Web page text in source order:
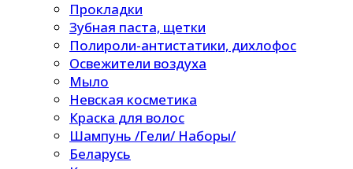
Прокладки
Зубная паста, щетки
Полироли-антистатики, дихлофос
Освежители воздуха
Мыло
Невская косметика
Краска для волос
Шампунь /Гели/ Наборы/
Беларусь